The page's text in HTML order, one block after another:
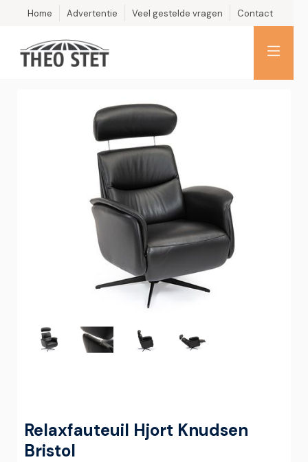
Home Advertentie Veel gestelde vragen Contact
Relaxfauteuil Hjort Knudsen
Bristol